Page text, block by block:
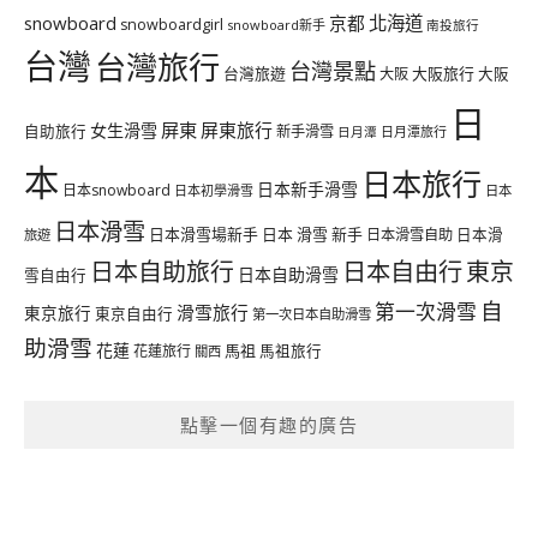
snowboard snowboardgirl snowboard新手 京都 北海道 南投旅行
台灣台灣旅行 台灣旅遊 台灣景點大阪大阪旅行大阪
自助旅行 女生滑雪 屏東 屏東旅行新手滑雪 日月潭 日月潭旅行 日
本 日本snowboard 日本初學滑雪 日本新手滑雪 日本旅行 日本
旅遊 日本滑雪 日本滑雪場新手 日本 滑雪 新手 日本滑雪自助 日本滑
雪自由行 日本自助旅行 日本自助滑雪 日本自由行東京
東京旅行 東京自由行 滑雪旅行 第一次日本自助滑雪 第一次滑雪 自
助滑雪 花蓮花蓮旅行 關西 馬祖 馬祖旅行
點擊一個有趣的廣告